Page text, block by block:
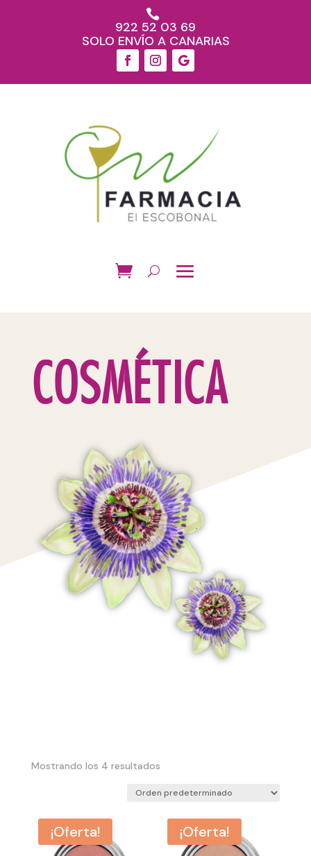

922 52 03 69
SOLO ENVÍO A CANARIAS
COSMÉTICA
Mostrando los 4 resultados
¡Oferta! ¡Oferta!